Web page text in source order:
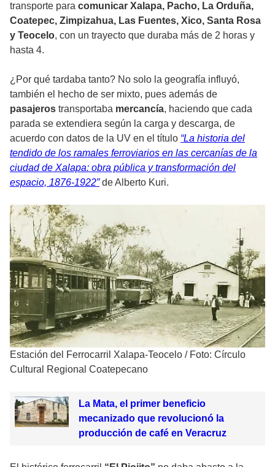
transporte para comunicar Xalapa, Pacho, La Orduña,
Coatepec, Zimpizahua, Las Fuentes, Xico, Santa Rosa
y Teocelo, con un trayecto que duraba más de 2 horas y
hasta 4.
¿Por qué tardaba tanto? No solo la geografía influyó,
también el hecho de ser mixto, pues además de
pasajeros transportaba mercancía, haciendo que cada
parada se extendiera según la carga y descarga, de
acuerdo con datos de la UV en el título “La historia del
tendido de los ramales ferroviarios en las cercanías de la
ciudad de Xalapa: obra pública y transformación del
espacio, 1876-1922”de Alberto Kuri.
Estación del Ferrocarril Xalapa-Teocelo / Foto: Círculo
Cultural Regional Coatepecano
La Mata, el primer beneficio
mecanizado que revolucionó la
producción de café en Veracruz